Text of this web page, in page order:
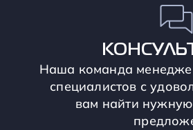
Наша команда
специалистов с
вам найти